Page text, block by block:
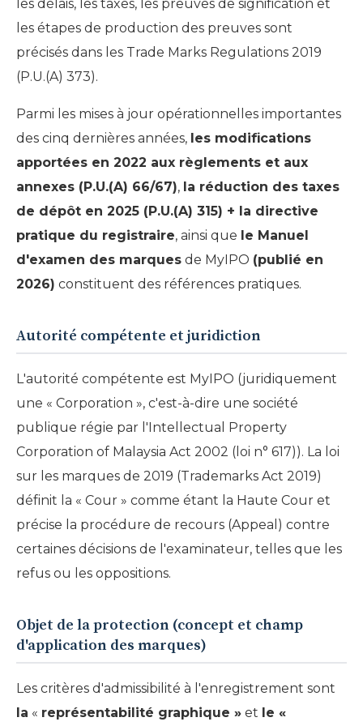
les délais, les taxes, les preuves de signification et
les étapes de production des preuves sont
précisés dans les Trade Marks Regulations 2019
(P.U.(A) 373).
Parmi les mises à jour opérationnelles importantes
des cinq dernières années, les modifications
apportées en 2022 aux règlements et aux
annexes (P.U.(A) 66/67), la réduction des taxes
de dépôt en 2025 (P.U.(A) 315) + la directive
pratique du registraire, ainsi que le Manuel
d'examen des marques de MyIPO (publié en
2026) constituent des références pratiques.
Autorité compétente et juridiction
L'autorité compétente est MyIPO (juridiquement
une « Corporation », c'est-à-dire une société
publique régie par l'Intellectual Property
Corporation of Malaysia Act 2002 (loi n° 617)). La loi
sur les marques de 2019 (Trademarks Act 2019)
définit la « Cour » comme étant la Haute Cour et
précise la procédure de recours (Appeal) contre
certaines décisions de l'examinateur, telles que les
refus ou les oppositions.
Objet de la protection (concept et champ
d'application des marques)
Les critères d'admissibilité à l'enregistrement sont
la « représentabilité graphique » et le «